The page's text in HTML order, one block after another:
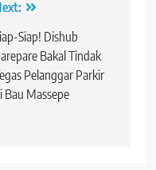
Siap! Dishub
Bakal Tindak
Pelanggar Parkir
Bau Massepe